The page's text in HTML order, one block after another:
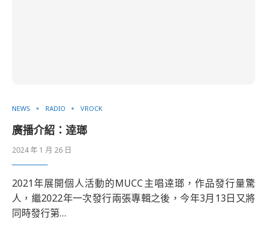
NEWS RADIO VROCK
廣播介紹：逹瑯
2024 年 1 月 26 日
2021年展開個人活動的MUCC主唱逹瑯，作品發行量驚
人，繼2022年一次發行兩張專輯之後，今年3月13日又將
同時發行第…